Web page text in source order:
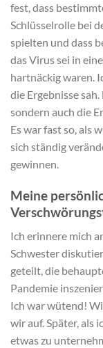
fest, dass
Schlüsselrolle bei
spielten und dass
das Virus sei in
hartnäckig waren.
die Ergebnisse
sondern auch die
Es war fast so, als
sich ständig
gewinnen.
Meine
Ich erinnere mich
Schwester
geteilt, die
Pandemie
Ich war wütend!
wir auf. Später, als
etwas zu